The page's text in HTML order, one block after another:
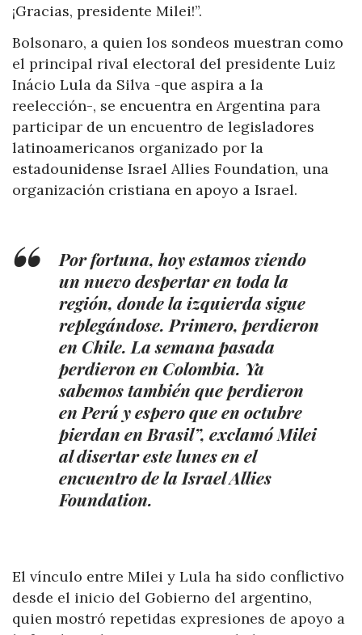
¡Gracias, presidente Milei!”.
Bolsonaro, a quien los sondeos muestran como
el principal rival electoral del presidente Luiz
Inácio Lula da Silva -que aspira a la
reelección-, se encuentra en Argentina para
participar de un encuentro de legisladores
latinoamericanos organizado por la
estadounidense Israel Allies Foundation, una
organización cristiana en apoyo a Israel.
Por fortuna, hoy estamos viendo
un nuevo despertar en toda la
región, donde la izquierda sigue
replegándose. Primero, perdieron
en Chile. La semana pasada
perdieron en Colombia. Ya
sabemos también que perdieron
en Perú y espero que en octubre
pierdan en Brasil”, exclamó Milei
al disertar este lunes en el
encuentro de la Israel Allies
Foundation.
El vínculo entre Milei y Lula ha sido conflictivo
desde el inicio del Gobierno del argentino,
quien mostró repetidas expresiones de apoyo a